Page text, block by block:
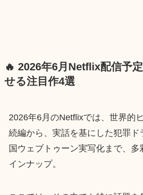
🔥 2026年6月Netflix配信予
せる注目作4選
2026年6月のNetflixでは、世界的
続編から、実話を基にした犯罪ド
国ウェブトゥーン実写化まで、多
インナップ。